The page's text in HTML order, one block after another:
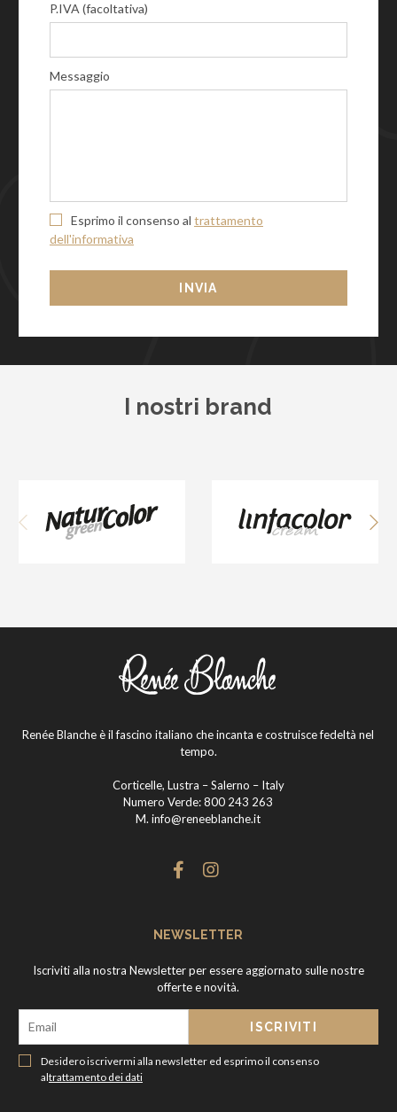
P.IVA (facoltativa)
Messaggio
Esprimo il consenso al trattamento
dell'informativa
INVIA
I nostri brand
Renée Blanche è il fascino italiano che incanta e costruisce fedeltà nel
tempo.
Corticelle, Lustra – Salerno – Italy
Numero Verde:800 243 263
M.info@reneeblanche.it
NEWSLETTER
Iscriviti alla nostra Newsletter per essere aggiornato sulle nostre
offerte e novità.
Desidero iscrivermi alla newsletter ed esprimo il consenso
altrattamento dei dati